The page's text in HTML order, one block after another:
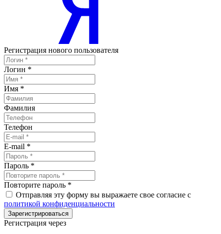
Регистрация нового пользователя
Логин *
Имя *
Фамилия
Телефон
E-mail *
Пароль *
Повторите пароль *
Отправляя эту форму вы выражаете свое согласие с
политикой конфиденциальности
Зарегистрироваться
Регистрация через